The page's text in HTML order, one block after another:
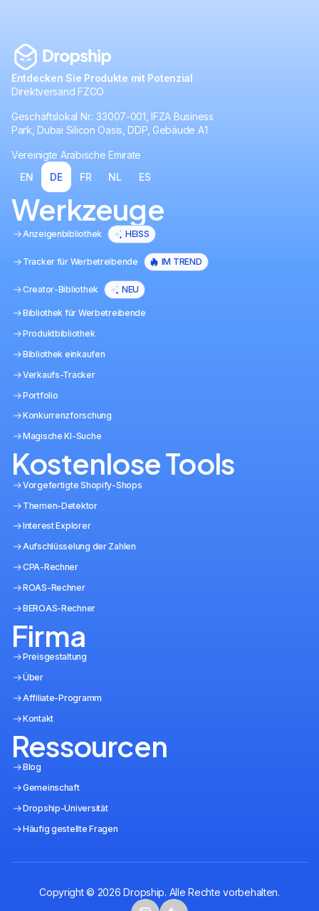
Entdecken Sie Produkte mit Potenzial
Direktversand FZCO
Geschäftslokal Nr.: 33007-001, IFZA Business
Park, Dubai Silicon Oasis, DDP, Gebäude A1
Vereinigte Arabische Emirate
EN
DE FR NL ES
Werkzeuge
Anzeigenbibliothek HEISS
Tracker für Werbetreibende IM TREND
Creator-Bibliothek NEU
Bibliothek für Werbetreibende
Produktbibliothek
Bibliothek einkaufen
Verkaufs-Tracker
Portfolio
Konkurrenzforschung
Magische KI-Suche
Kostenlose Tools
Vorgefertigte Shopify-Shops
Themen-Detektor
Interest Explorer
Aufschlüsselung der Zahlen
CPA-Rechner
ROAS-Rechner
BEROAS-Rechner
Firma
Preisgestaltung
Über
Affiliate-Programm
Kontakt
Ressourcen
Blog
Gemeinschaft
Dropship-Universität
Häufig gestellte Fragen
Copyright © 2026 Dropship. Alle Rechte vorbehalten.